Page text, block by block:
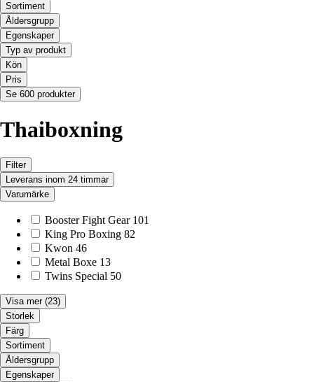
Sortiment
Åldersgrupp
Egenskaper
Typ av produkt
Kön
Pris
Se 600 produkter
Thaiboxning
Filter
Leverans inom 24 timmar
Varumärke
Booster Fight Gear 101
King Pro Boxing 82
Kwon 46
Metal Boxe 13
Twins Special 50
Visa mer (23)
Storlek
Färg
Sortiment
Åldersgrupp
Egenskaper